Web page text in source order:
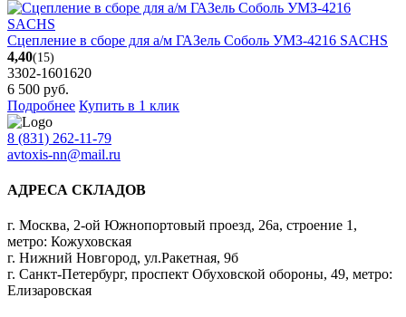
Сцепление в сборе для а/м ГАЗель Соболь УМЗ-4216 SACHS
4,40(15)
3302-1601620
6 500 руб.
Подробнее Купить в 1 клик
8 (831) 262-11-79
avtoxis-nn@mail.ru
АДРЕСА СКЛАДОВ
г. Москва, 2-ой Южнопортовый проезд, 26а, строение 1,
метро: Кожуховская
г. Нижний Новгород, ул.Ракетная, 9б
г. Санкт-Петербург, проспект Обуховской обороны, 49, метро:
Елизаровская